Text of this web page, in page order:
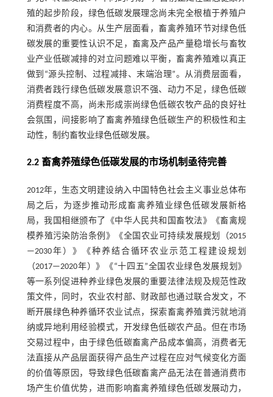
殖的起步阶段，绿色低碳发展理念尚未完全根植于养殖户
和消费者的内心。从生产层面看，畜禽养殖环节对绿色低
碳发展的重要性认识不足，畜禽及产品产量稳增长与畜牧
业产业低碳减排的对立问题难以平衡，畜禽养殖难以真正
做到“源头控制、过程减排、末端治理”。从消费层面看，
消费者践行绿色低碳发展意识不强、动力不足，绿色低碳
消费程度不高，尚未形成崇尚绿色低碳农牧产品的良好社
会氛围，间接影响了畜禽养殖绿色低碳生产的积极性和主
动性，制约畜牧业绿色低碳发展。
2.2 畜禽养殖绿色低碳发展的市场机制亟待完善
2012年，生态文明建设纳入中国特色社会主义事业总体布
局之后，为逐步推动形成畜禽养殖业绿色低碳发展新格
局，我国相继颁布了《中华人民共和国畜牧法》《畜禽规
模养殖污染防治条例》《全国农业可持续发展规划（2015
—2030年）》《种养结合循环农业示范工程建设规划
（2017—2020年）》《“十四五”全国农业绿色发展规划》
等一系列促进种养业绿色发展的重要法律法规及规范性政
策文件，同时，农业农村部、财政部也通过联合发文，不
断开展绿色种养循环农业试点，探索畜禽养殖粪污就地消
纳或异地利用经验模式，开发绿色低碳农产品。但在市场
交易过程中，由于绿色低碳畜禽产品成本偏高，消费者无
法直接从产品层面获得产品生产过程在应对气候变化方面
的价值等原因，导致绿色低碳畜禽产品无法在普通消费市
场产生价值优势，进而影响畜禽养殖绿色低碳发展动力，